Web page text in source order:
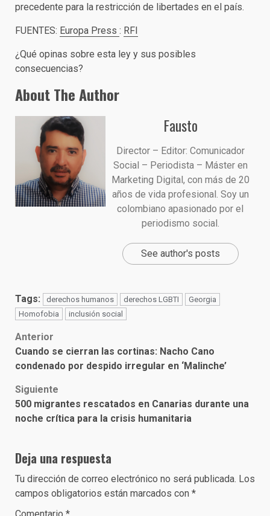
precedente para la restricción de libertades en el país.
FUENTES: Europa Press : RFI
¿Qué opinas sobre esta ley y sus posibles
consecuencias?
About The Author
Fausto
Director – Editor: Comunicador
Social – Periodista – Máster en
Marketing Digital, con más de 20
años de vida profesional. Soy un
colombiano apasionado por el
periodismo social.
See author's posts
Tags: derechos humanos derechos LGBTI
Georgia
Homofobia
inclusión social
Post
navigation
Anterior
Cuando se cierran las cortinas: Nacho Cano
condenado por despido irregular en ‘Malinche’
Siguiente
500 migrantes rescatados en Canarias durante una
noche crítica para la crisis humanitaria
Deja una respuesta
Tu dirección de correo electrónico no será publicada. Los
campos obligatorios están marcados con *